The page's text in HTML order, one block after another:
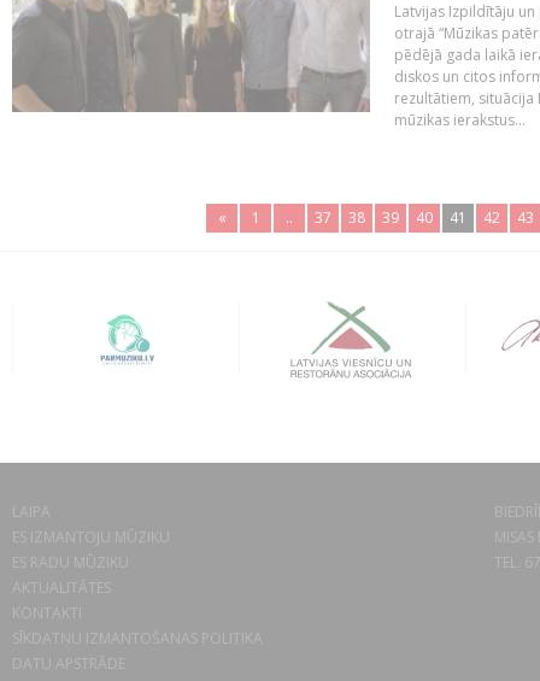
Latvijas Izpildītāju
otrajā “Mūzikas
pēdējā gada laikā
diskos un citos
rezultātiem, situācija
mūzikas ierakstus...
« 1 .. 37 38 39 40 41 42 43
LAIPA
ES IZMANTOJU MŪZIKU
ES RADU MŪZIKU
AKTUALITĀTES
KONTAKTI
SĪKDATŅU IZMANTOŠANAS POLITIKA
DATU APSTRĀDE
TEL.